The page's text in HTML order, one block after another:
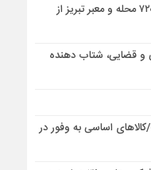
توزیع ۲۱۰ هزار و ۶۸۳ تن آسفالت در ۷۲۰ محله و معبر تبریز از
و قضایی، شتاب‌ دهنده
تقاضاست/کالاهای اساسی به وفور در